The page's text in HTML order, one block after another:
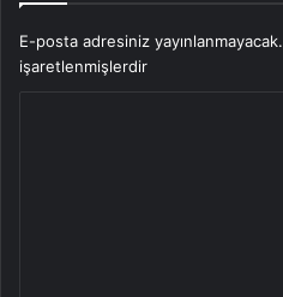
E-posta adresiniz yayınlanmayacak.
işaretlenmişlerdir